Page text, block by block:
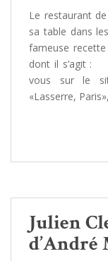
Le restaurant
sa table dans
fameuse
dont il s’agit :
vous sur le
«Lasserre,
Julien